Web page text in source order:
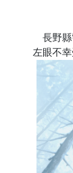
長野
左眼不